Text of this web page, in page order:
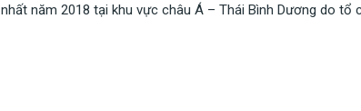
năm 2018 tại khu vực châu Á – Thái Bình Dương do tổ